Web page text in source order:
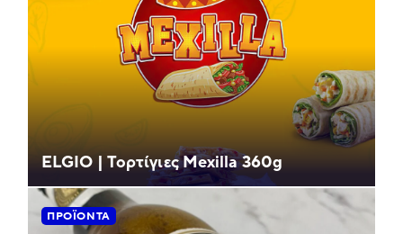
ELGIO | Τορτίγιες Mexilla 360g
ΠΡΟΪΌΝΤΑ